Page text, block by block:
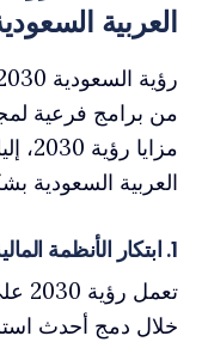
العربية
من برامج فرعية
العربية السعودية
1. ابتكار الأنظمة المالية
خلال دمج أحدث